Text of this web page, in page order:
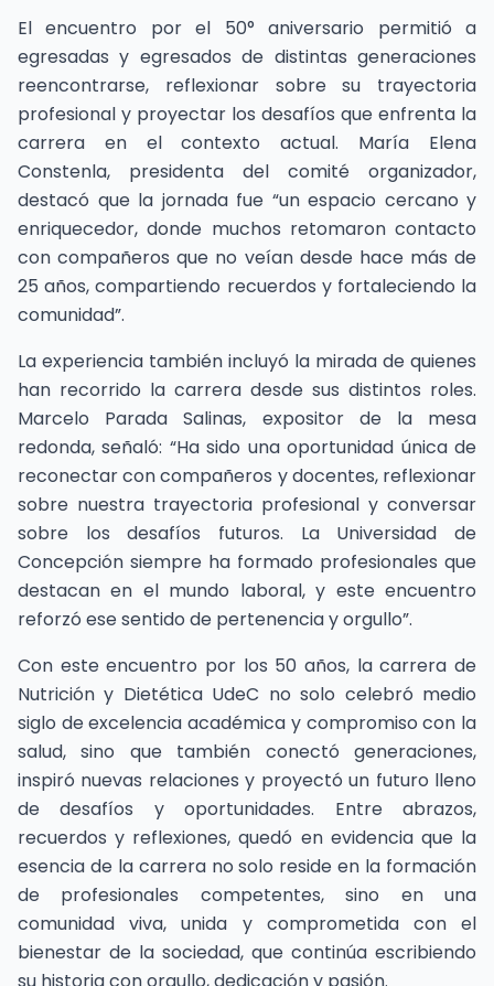
El encuentro por el 50° aniversario permitió a
egresadas y egresados de distintas generaciones
reencontrarse, reflexionar sobre su trayectoria
profesional y proyectar los desafíos que enfrenta la
carrera en el contexto actual. María Elena
Constenla, presidenta del comité organizador,
destacó que la jornada fue “un espacio cercano y
enriquecedor, donde muchos retomaron contacto
con compañeros que no veían desde hace más de
25 años, compartiendo recuerdos y fortaleciendo la
comunidad”.
La experiencia también incluyó la mirada de quienes
han recorrido la carrera desde sus distintos roles.
Marcelo Parada Salinas, expositor de la mesa
redonda, señaló: “Ha sido una oportunidad única de
reconectar con compañeros y docentes, reflexionar
sobre nuestra trayectoria profesional y conversar
sobre los desafíos futuros. La Universidad de
Concepción siempre ha formado profesionales que
destacan en el mundo laboral, y este encuentro
reforzó ese sentido de pertenencia y orgullo”.
Con este encuentro por los 50 años, la carrera de
Nutrición y Dietética UdeC no solo celebró medio
siglo de excelencia académica y compromiso con la
salud, sino que también conectó generaciones,
inspiró nuevas relaciones y proyectó un futuro lleno
de desafíos y oportunidades. Entre abrazos,
recuerdos y reflexiones, quedó en evidencia que la
esencia de la carrera no solo reside en la formación
de profesionales competentes, sino en una
comunidad viva, unida y comprometida con el
bienestar de la sociedad, que continúa escribiendo